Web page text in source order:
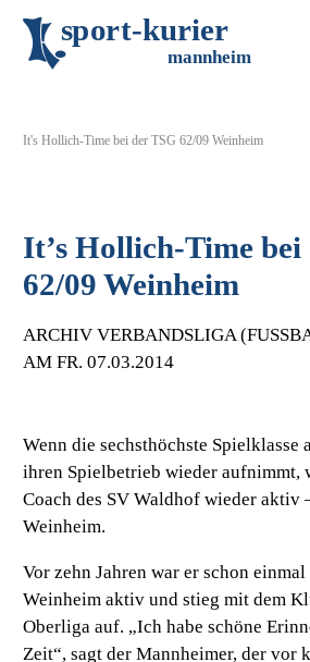
sport-kurier
mannheim
It's Hollich-Time bei der TSG 62/09 Weinheim
It’s Hollich-Time bei
62/09 Weinheim
ARCHIV VERBANDSLIGA
M FR. 07.03.2014
Wenn die sechsthöchste Spielklasse
ihren Spielbetrieb wieder aufnimmt,
Coach des SV Waldhof wieder aktiv
Weinheim.
Vor zehn Jahren war er schon
Weinheim aktiv und stieg mit dem
Oberliga auf. „Ich habe schöne
Zeit“, sagt der Mannheimer, der vor